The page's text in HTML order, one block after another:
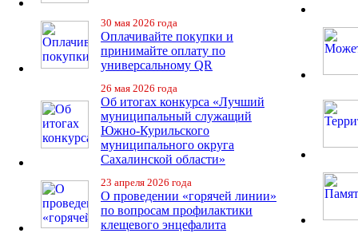
30 мая 2026 года
Оплачивайте покупки и
принимайте оплату по
универсальному QR
26 мая 2026 года
Об итогах конкурса «Лучший
муниципальный служащий
Южно-Курильского
муниципального округа
Сахалинской области»
23 апреля 2026 года
О проведении «горячей линии»
по вопросам профилактики
клещевого энцефалита